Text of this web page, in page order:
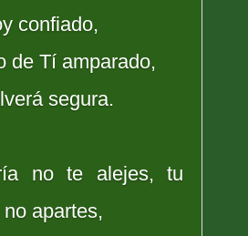
confiado,
de Tí amparado,
segura.
no te alejes, tu
apartes,